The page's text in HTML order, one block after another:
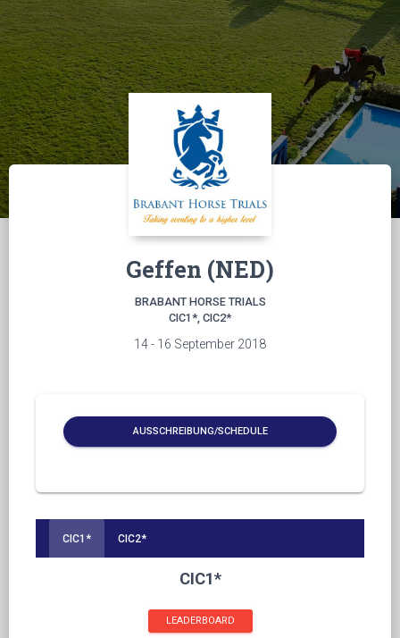
Geffen (NED)
BRABANT HORSE TRIALS
CIC1*, CIC2*
14 - 16 September 2018
AUSSCHREIBUNG/SCHEDULE
CIC1* CIC2*
CIC1*
LEADERBOARD